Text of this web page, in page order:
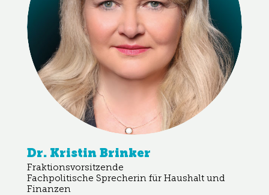
Dr. Kristin Brinker
Fraktionsvorsitzende
Fachpolitische Sprecherin für Haushalt und
Finanzen